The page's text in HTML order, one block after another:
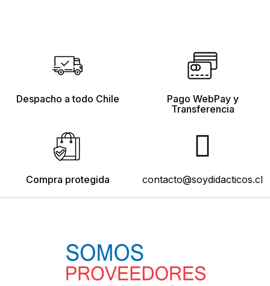
Despacho a todo Chile
Pago WebPay y
Transferencia
Compra protegida contacto@soydidacticos.cl